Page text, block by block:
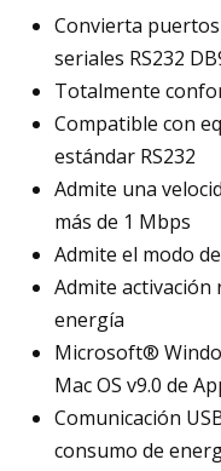
Convierta
seriales RS232
Totalmente
Compatible con
estándar RS232
Admite una
más de 1 Mbps
Admite el modo
Admite activación
energía
Microsoft®
Mac OS v9.0 de
Comunicación
consumo de